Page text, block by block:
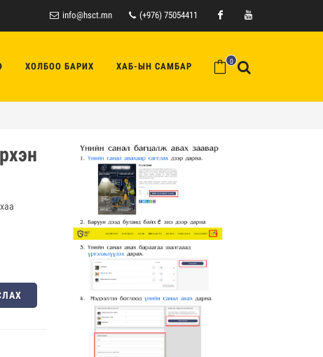
info@hsct.mn (+976) 75054411
ХОЛБОО БАРИХ ХАБ-ЫН САМБАР 0